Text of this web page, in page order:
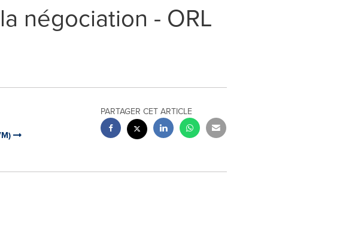
négociation - ORL
PARTAGER CET ARTICLE